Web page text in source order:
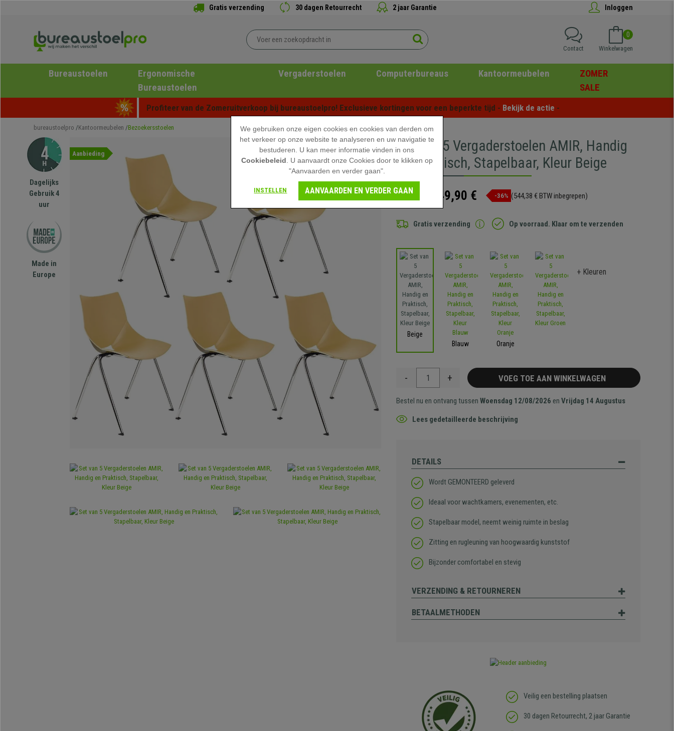
Gratis verzending 30 dagen Retourrecht 2 jaar Garantie Inloggen
0
Winkelwagen
Contact
Bureaustoelen
Ergonomische
Bureaustoelen
Vergaderstoelen Computerbureaus Kantoormeubelen
ZOMER
SALE
Profiteer van de Zomeruitverkoop bij bureaustoelpro! Exclusieve kortingen voor een beperkte tijd - Bekijk de actie -
bureaustoelpro Kantoormeubelen Bezoekersstoelen
Dagelijks
Gebruik 4
uur
Made in
Europe
Aanbieding
Set van 5 Vergaderstoelen AMIR, Handig
en Praktisch, Stapelbaar, Kleur Beige
699,90 € 449,90 € -36% (544,38 € BTW inbegrepen)
Gratis verzending Op voorraad. Klaar om te verzenden
Beige
Blauw
Oranje
+ Kleuren
- + VOEG TOE AAN WINKELWAGEN
Bestel nu en ontvang tussenWoensdag 12/08/2026 enVrijdag 14 Augustus
Lees gedetailleerde beschrijving
DETAILS
Wordt GEMONTEERD geleverd
Ideaal voor wachtkamers, evenementen, etc.
Stapelbaar model, neemt weinig ruimte in beslag
Zitting en rugleuning van hoogwaardig kunststof
Bijzonder comfortabel en stevig
VERZENDING & RETOURNEREN
BETAALMETHODEN
Veilig een bestelling plaatsen
30 dagen Retourrecht, 2 jaar Garantie
We gebruiken onze eigen cookies en cookies van derden om
het verkeer op onze website te analyseren en uw navigatie te
bestuderen. U kan meer informatie vinden in ons
Cookiebeleid . U aanvaardt onze Cookies door te klikken op
"Aanvaarden en verder gaan".
INSTELLEN AANVAARDEN EN VERDER GAAN